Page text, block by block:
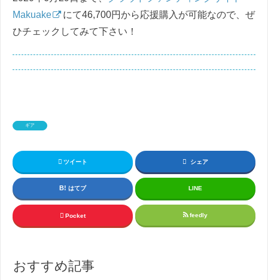
Makuake
にて46,700円から応援購入が可能なので、ぜ
ひチェックしてみて下さい！
ギア
ツイート シェア
はてブ LINE
Pocket feedly
おすすめ記事